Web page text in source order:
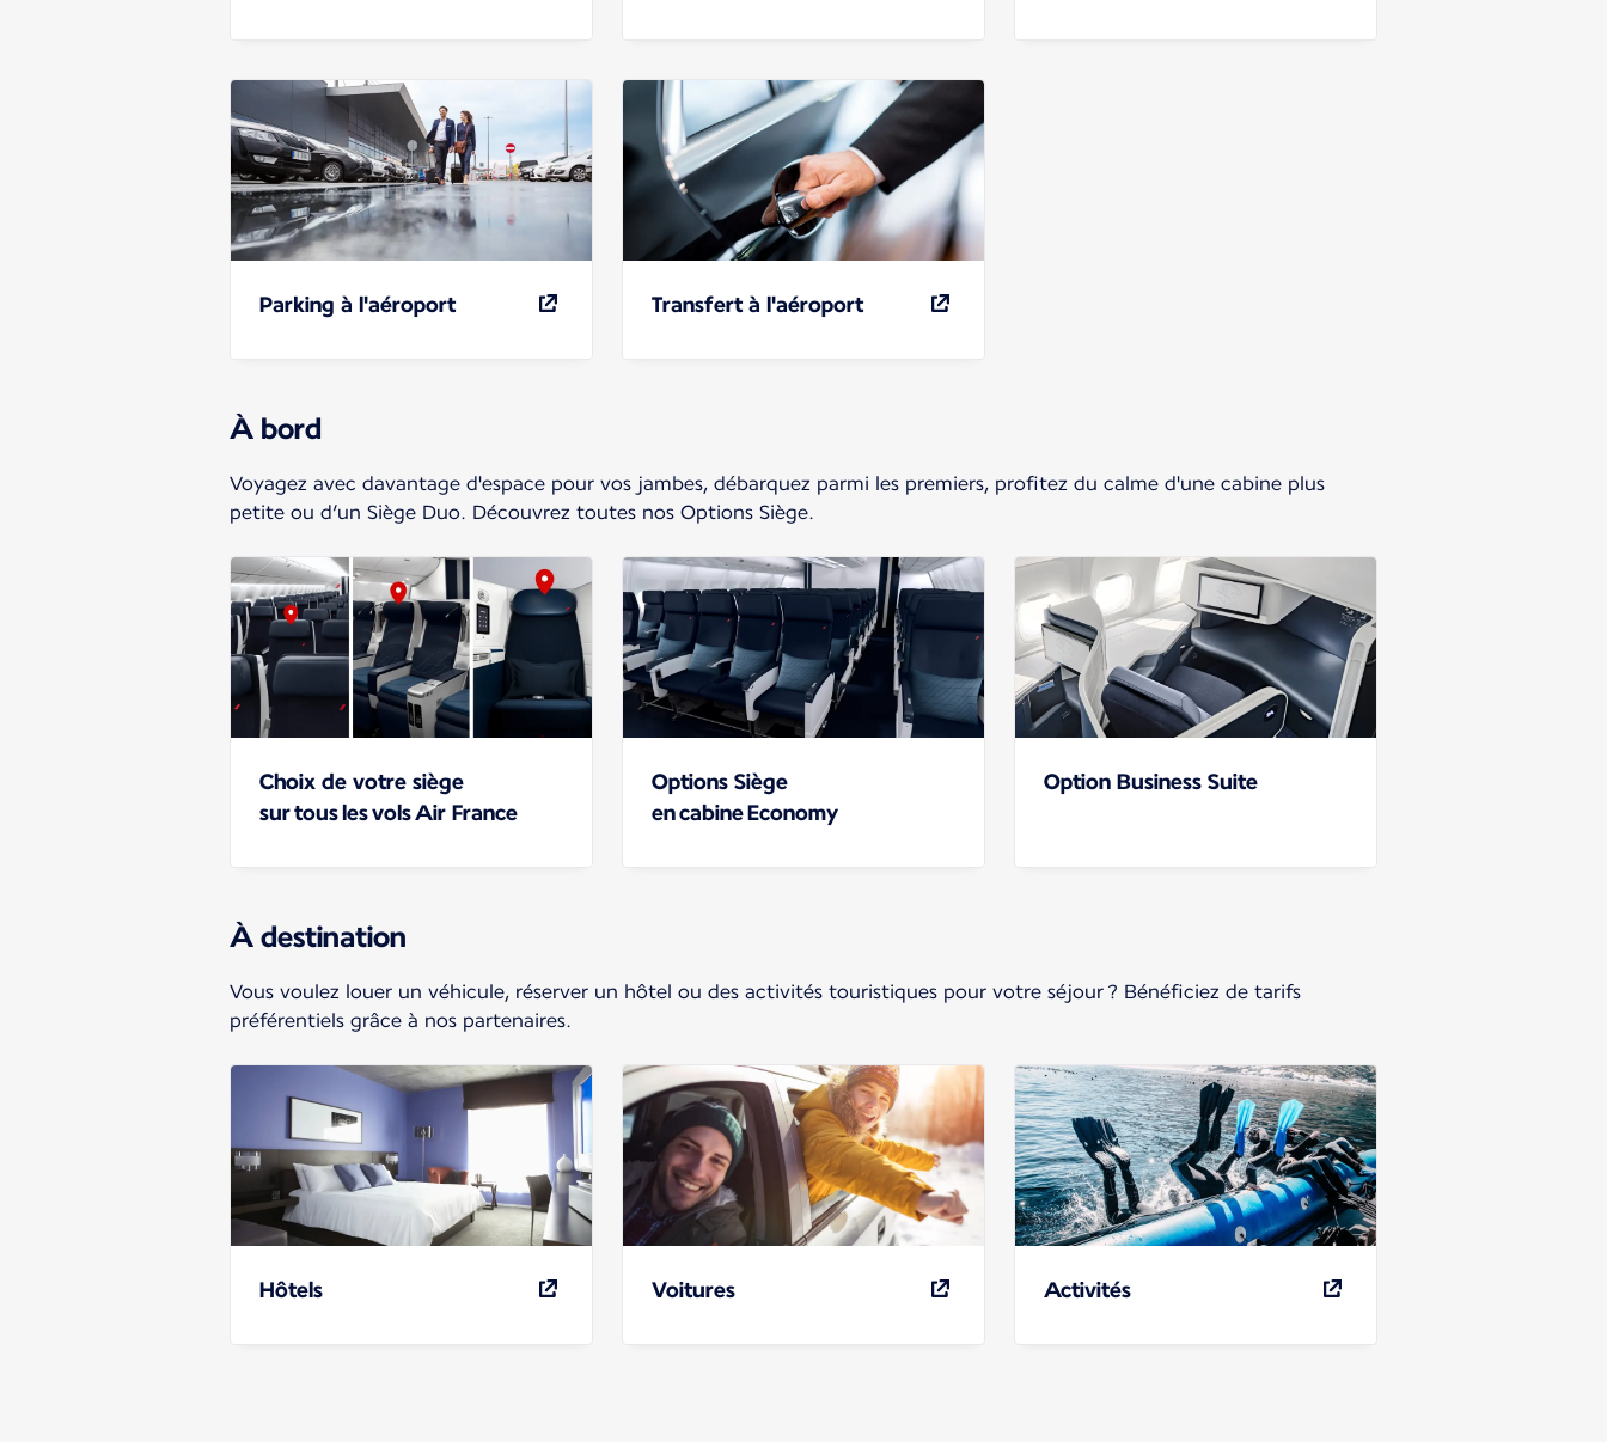
Parking à l'aéroport Transfert à l'aéroport
À bord
Voyagez avec davantage d'espace pour vos jambes, débarquez parmi les premiers, profitez du calme d'une cabine plus
petite ou d’un Siège Duo. Découvrez toutes nos Options Siège.
Choix de votre siège
sur tous les vols Air France
Options Siège
en cabine Economy
Option Business Suite
À destination
Vous voulez louer un véhicule, réserver un hôtel ou des activités touristiques pour votre séjour ? Bénéficiez de tarifs
préférentiels grâce à nos partenaires.
Hôtels Voitures Activités